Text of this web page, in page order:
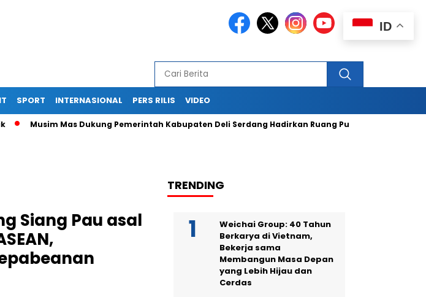
SPORT INTERNASIONAL PERS RILIS VIDEO
Mas Dukung Pemerintah Kabupaten Deli Serdang Hadirkan Ruang Publik Bersama melalui
Siang Pau asal
TRENDING
Weichai Group: 40 Tahun
Berkarya di Vietnam,
Bekerja sama
Membangun Masa Depan
yang Lebih Hijau dan
Cerdas
ID